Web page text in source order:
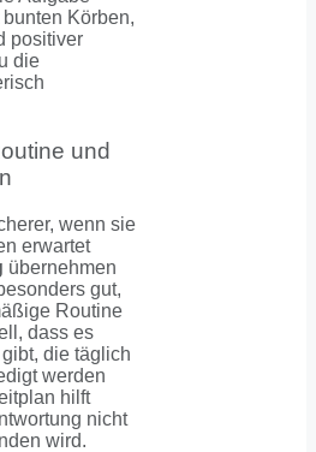
Körben,
positiver
die
und
wenn sie
erwartet
übernehmen
gut,
Routine
dass es
die täglich
werden
hilft
nicht
wird.